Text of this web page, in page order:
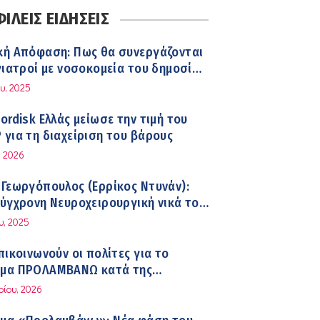
και καλοκαίρι – Διακοπές με
(Ερρίκος Ντυνάν): H θερμική
στους ηλικιωμένους
ΕΟΦ για την ομαλή λειτουργία
αλυσίδας των φαρμάκων
του καλοκαιριού
Insurance & Healthcare
Επιχειρηματικής
Ομίλου HHG
Ένα στα πέντε καινοτόμα
τελικά στην Ελλάδα
ΕΙΔΗΣΕΙΣ
Απόφαση: Πως θα συνεργάζονται
με νοσοκομεία του δημοσίου
υγείας
2025
Ελλάς μείωσε την τιμή του
τη διαχείριση του βάρους
2026
(Ερρίκος Ντυνάν):
Νευροχειρουργική νικά το
2025
οι πολίτες για το
ΠΡΟΛΑΜΒΑΝΩ κατά της
2026